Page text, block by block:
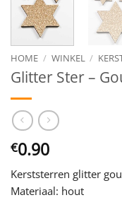
HOME / WINKEL /
Glitter Ster –
€0.90
Kerststerren glitter
Materiaal: hout